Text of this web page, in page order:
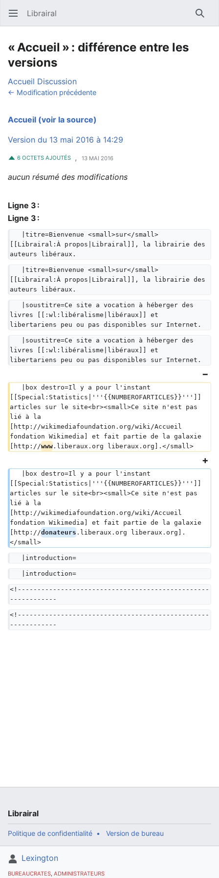
Ouvrir le menu principal Librairal
« Accueil » : différence entre les
versions
Accueil Discussion
← Modification précédente
Accueil (voir la source)
Version du 13 mai 2016 à 14:29
6 OCTETS AJOUTÉS , 13 MAI 2016
aucun résumé des modifications
Ligne 3 :
Ligne 3 :
|titre=Bienvenue <small>sur</small>
[[Librairal:À propos|Librairal]], la librairie des
auteurs libéraux.
|titre=Bienvenue <small>sur</small>
[[Librairal:À propos|Librairal]], la librairie des
auteurs libéraux.
|soustitre=Ce site a vocation à héberger des
livres [[:wl:libéralisme|libéraux]] et
libertariens peu ou pas disponibles sur Internet.
|soustitre=Ce site a vocation à héberger des
livres [[:wl:libéralisme|libéraux]] et
libertariens peu ou pas disponibles sur Internet.
|box destro=Il y a pour l'instant
[[Special:Statistics|'''{{NUMBEROFARTICLES}}''']]
articles sur le site<br><small>Ce site n'est pas
lié à la
[http://wikimediafoundation.org/wiki/Accueil
fondation Wikimedia] et fait partie de la galaxie
[http://www .liberaux.org liberaux.org].</small>
|box destro=Il y a pour l'instant
[[Special:Statistics|'''{{NUMBEROFARTICLES}}''']]
articles sur le site<br><small>Ce site n'est pas
lié à la
[http://wikimediafoundation.org/wiki/Accueil
fondation Wikimedia] et fait partie de la galaxie
[http://donateurs .liberaux.org liberaux.org].
</small>
|introduction=
|introduction=
<!-------------------------------------------------
------------
<!-------------------------------------------------
------------
Lexington
BUREAUCRATES, ADMINISTRATEURS
Librairal
Politique de confidentialité Version de bureau